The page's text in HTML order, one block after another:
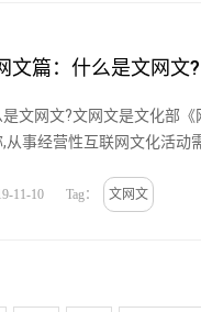
文篇：什么是文网文?
是文网文?文网文是文化部
,从事经营性互联网文化活动
11-10 Tag： 文网文